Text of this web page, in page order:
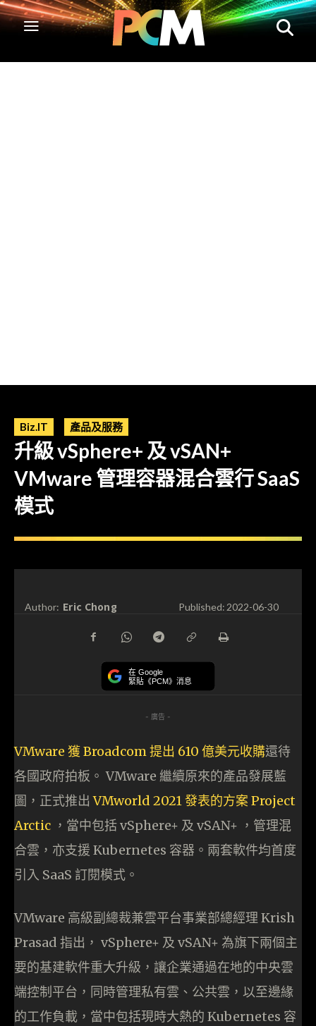
Biz.IT 產品及服務
升級 vSphere+ 及 vSAN+
VMware 管理容器混合雲行 SaaS
模式
Author: Eric Chong Published:2022-06-30
在 Google
緊貼《PCM》消息
- 廣告 -
VMware 獲 Broadcom 提出 610 億美元收購還待
各國政府拍板。 VMware 繼續原來的產品發展藍
圖，正式推出VMworld 2021 發表的方案 Project
Arctic ，當中包括 vSphere+ 及 vSAN+ ，管理混
合雲，亦支援 Kubernetes 容器。兩套軟件均首度
引入 SaaS 訂閱模式。
VMware 高級副總裁兼雲平台事業部總經理 Krish
Prasad 指出， vSphere+ 及 vSAN+ 為旗下兩個主
要的基建軟件重大升級，讓企業通過在地的中央雲
端控制平台，同時管理私有雲、公共雲，以至邊緣
的工作負載，當中包括現時大熱的 Kubernetes 容